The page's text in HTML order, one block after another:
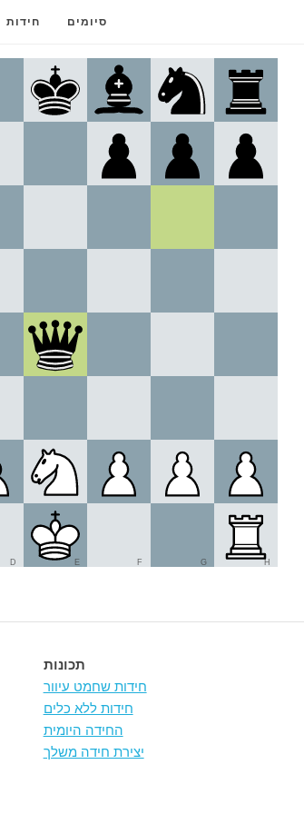
חידות סיומים
D E F G H
תכונות
חידות שחמט עיוור
חידות ללא כלים
החידה היומית
יצירת חידה משלך